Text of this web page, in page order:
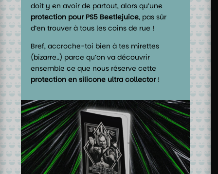
doit y en avoir de partout, alors qu’une
protection pour PS5 Beetlejuice, pas sûr
d’en trouver à tous les coins de rue !
Bref, accroche-toi bien à tes mirettes
(bizarre..) parce qu’on va découvrir
ensemble ce que nous réserve cette
protection en silicone ultra collector!